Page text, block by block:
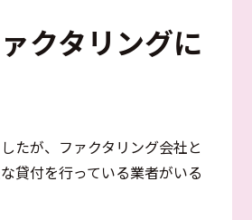
クタリングに
たが、ファクタリング会社と
貸付を行っている業者がいる